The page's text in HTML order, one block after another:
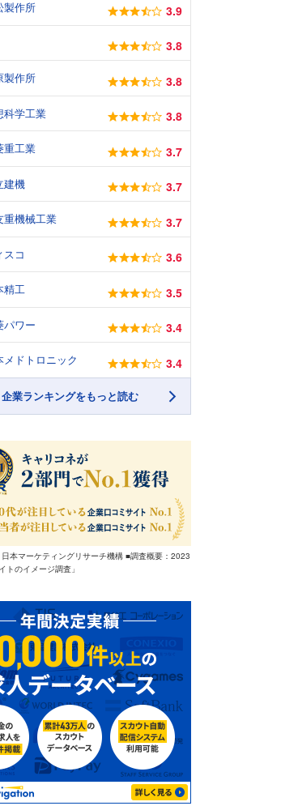
製作所 3.9
3.8
製作所 3.8
科学工業 3.8
重工業 3.7
建機 3.7
重機械工業 3.7
スコ 3.6
精工 3.5
パワー 3.4
メドトロニック 3.4
企業ランキングをもっと読む
本マーケティングリサーチ機構 ■調査概要：2023
トのイメージ調査」